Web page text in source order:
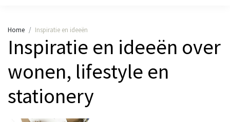
Home Inspiratie en ideeën
Inspiratie en ideeën over
wonen, lifestyle en
stationery